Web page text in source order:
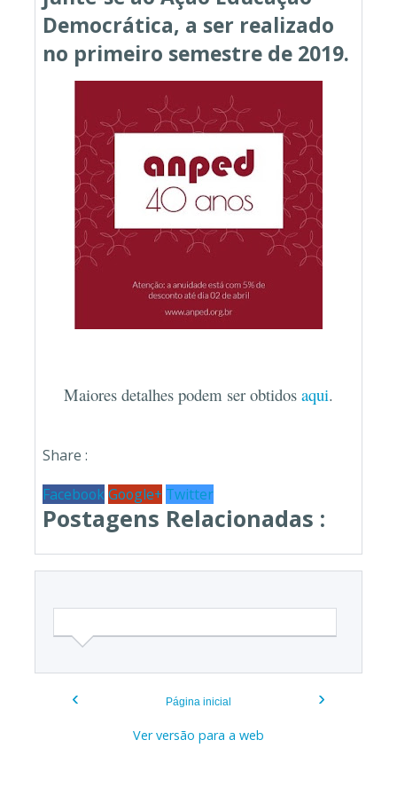
Democrática, a ser realizado
no primeiro semestre de 2019.
Maiores detalhes podem ser obtidos aqui.
Share :
Facebook Google+ Twitter
Postagens Relacionadas :
‹ ›
Página inicial
Ver versão para a web